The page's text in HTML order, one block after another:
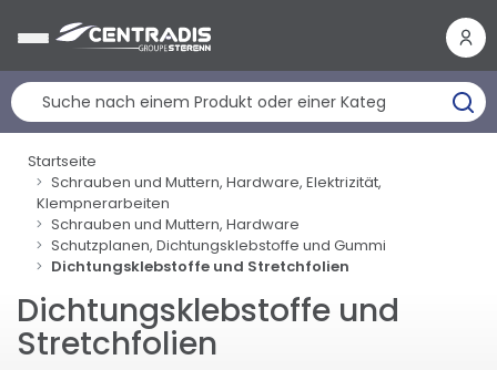
Startseite
Schrauben und Muttern, Hardware, Elektrizität,
Klempnerarbeiten
Schrauben und Muttern, Hardware
Schutzplanen, Dichtungsklebstoffe und Gummi
Dichtungsklebstoffe und Stretchfolien
Dichtungsklebstoffe und
Stretchfolien